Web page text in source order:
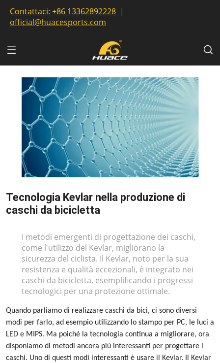
Contattaci: +86 13362892228 |
official@huacesports.com
Tecnologia Kevlar nella produzione di
caschi da bicicletta
I metodi emergenti di progettazione dei caschi,
come l'utilizzo del Kevlar, migliorano la
sicurezza del ciclista. Il Kevlar, noto per la sua
resistenza e qualità eccezionali, è integrato nei
caschi da bicicletta, esemplificando i progressi
tecnologici per una protezione ottimale.
Quando parliamo di realizzare caschi da bici, ci sono diversi
modi per farlo, ad esempio utilizzando lo stampo per PC, le luci a
LED e MIPS. Ma poiché la tecnologia continua a migliorare, ora
disponiamo di metodi ancora più interessanti per progettare i
caschi. Uno di questi modi interessanti è usare il Kevlar. Il Kevlar